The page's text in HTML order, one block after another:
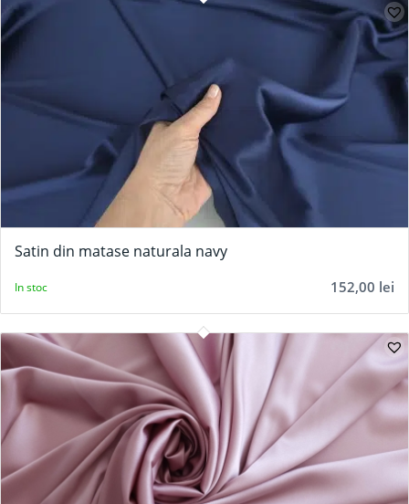
Satin din matase naturala navy
152,00 lei
In stoc